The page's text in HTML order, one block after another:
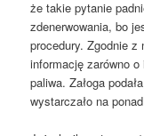
że takie pytanie
zdenerwowania, bo
procedury. Zgodnie
informację zarówno
paliwa. Załoga
wystarczało na